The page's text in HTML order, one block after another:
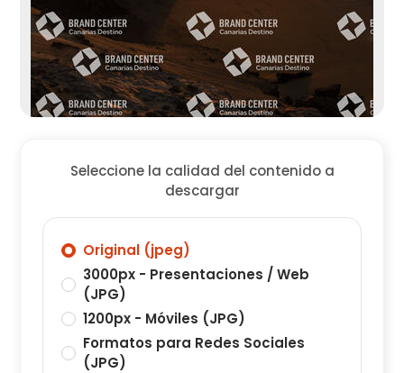
Seleccione la calidad del contenido a
descargar
Original (jpeg)
3000px - Presentaciones / Web
(JPG)
1200px - Móviles (JPG)
Formatos para Redes Sociales
(JPG)